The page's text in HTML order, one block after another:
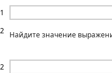
1
2
2
Найдите значение